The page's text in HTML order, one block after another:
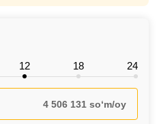
12 18 24
4 506 131 so‘m/oy